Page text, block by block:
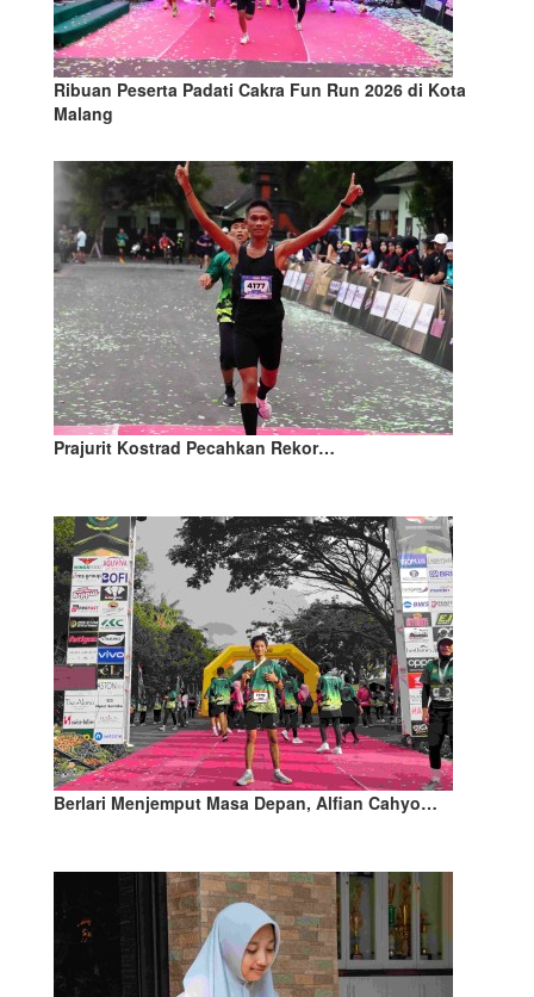
Ribuan Peserta Padati Cakra Fun Run 2026 di Kota
Malang
Prajurit Kostrad Pecahkan Rekor…
Berlari Menjemput Masa Depan, Alfian Cahyo…